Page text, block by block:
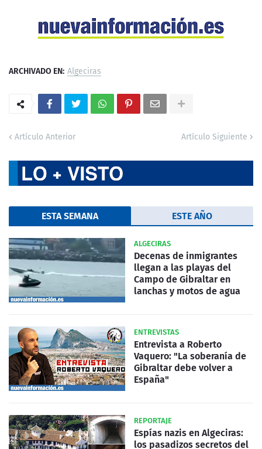
ARCHIVADO EN: Algeciras
Artículo Anterior Artículo Siguiente
ESTA SEMANA ESTE AÑO
ALGECIRAS
Decenas de inmigrantes
llegan a las playas del
Campo de Gibraltar en
lanchas y motos de agua
ENTREVISTAS
Entrevista a Roberto
Vaquero: "La soberanía de
Gibraltar debe volver a
España"
REPORTAJE
Espías nazis en Algeciras:
los pasadizos secretos del